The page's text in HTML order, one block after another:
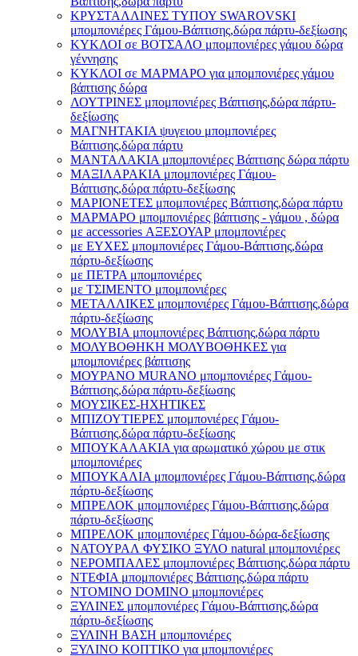
ΚΡΥΣΤΑΛΛΙΝΕΣ ΤΥΠΟΥ SWAROVSKI
μπομπονιέρες Γάμου-Βάπτισης,δώρα πάρτυ-δεξίωσης
ΚΥΚΛΟΙ σε ΒΟΤΣΑΛΟ μπομπονιέρες γάμου δώρα
γέννησης
ΚΥΚΛΟΙ σε ΜΑΡΜΑΡΟ για μπομπονιέρες γάμου
βάπτισης δώρα
ΛΟΥΤΡΙΝΕΣ μπομπονιέρες Βάπτισης,δώρα πάρτυ-
δεξίωσης
ΜΑΓΝΗΤΑΚΙΑ ψυγειου μπομπονιέρες
Βάπτισης,δώρα πάρτυ
ΜΑΝΤΑΛΑΚΙΑ μπομπονιέρες Βάπτισης δώρα πάρτυ
ΜΑΞΙΛΑΡΑΚΙΑ μπομπονιέρες Γάμου-
Βάπτισης,δώρα πάρτυ-δεξίωσης
ΜΑΡΙΟΝΕΤΕΣ μπομπονιέρες Βάπτισης,δώρα πάρτυ
ΜΑΡΜΑΡΟ μπομπονιέρες βάπτισης - γάμου , δώρα
με accessories ΑΞΕΣΟΥΑΡ μπομπονιέρες
με ΕΥΧΕΣ μπομπονιέρες Γάμου-Βάπτισης,δώρα
πάρτυ-δεξίωσης
με ΠΕΤΡΑ μπομπονιέρες
με ΤΣΙΜΕΝΤΟ μπομπονιέρες
ΜΕΤΑΛΛΙΚΕΣ μπομπονιέρες Γάμου-Βάπτισης,δώρα
πάρτυ-δεξίωσης
ΜΟΛΥΒΙΑ μπομπονιέρες Βάπτισης,δώρα πάρτυ
ΜΟΛΥΒΟΘΗΚΗ ΜΟΛΥΒΟΘΗΚΕΣ για
μπομπονιέρες βάπτισης
ΜΟΥΡΑΝΟ MURANO μπομπονιέρες Γάμου-
Βάπτισης,δώρα πάρτυ-δεξίωσης
ΜΟΥΣΙΚΕΣ-ΗΧΗΤΙΚΕΣ
ΜΠΙΖΟΥΤΙΕΡΕΣ μπομπονιέρες Γάμου-
Βάπτισης,δώρα πάρτυ-δεξίωσης
ΜΠΟΥΚΑΛΑΚΙΑ για αρωματικό χώρου με στικ
μπομπονιέρες
ΜΠΟΥΚΑΛΙΑ μπομπονιέρες Γάμου-Βάπτισης,δώρα
πάρτυ-δεξίωσης
ΜΠΡΕΛΟΚ μπομπονιέρες Γάμου-Βάπτισης,δώρα
πάρτυ-δεξίωσης
ΜΠΡΕΛΟΚ μπομπονιέρες Γάμου-δώρα-δεξίωσης
ΝΑΤΟΥΡΑΛ ΦΥΣΙΚΟ ΞΥΛΟ natural μπομπονιέρες
ΝΕΡΟΜΠΑΛΕΣ μπομπονιέρες Βάπτισης,δώρα πάρτυ
ΝΤΕΦΙΑ μπομπονιέρες Βάπτισης,δώρα πάρτυ
ΝΤΟΜΙΝΟ DOMINO μπομπονιέρες
ΞΥΛΙΝΕΣ μπομπονιέρες Γάμου-Βάπτισης,δώρα
πάρτυ-δεξίωσης
ΞΥΛΙΝΗ ΒΑΣΗ μπομπονιέρες
ΞΥΛΙΝΟ ΚΟΠΤΙΚΟ για μπομπονιέρες